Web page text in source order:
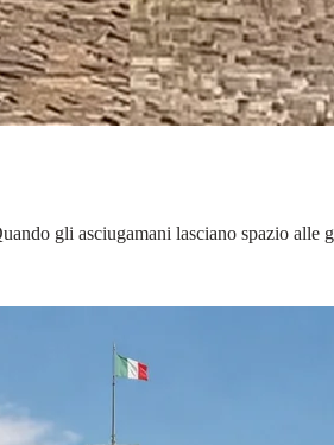
gli asciugamani lasciano spazio alle